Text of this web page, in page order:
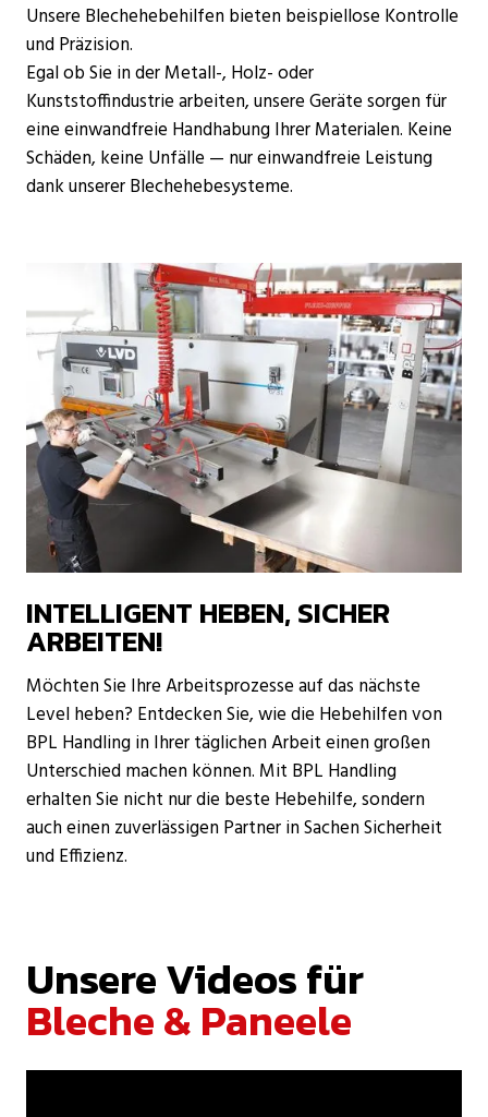
Unsere Blechehebehilfen bieten beispiellose Kontrolle
und Präzision.
Egal ob Sie in der Metall-, Holz- oder
Kunststoffindustrie arbeiten, unsere Geräte sorgen für
eine einwandfreie Handhabung Ihrer Materialen. Keine
Schäden, keine Unfälle — nur einwandfreie Leistung
dank unserer Blechehebesysteme.
INTELLIGENT HEBEN, SICHER
ARBEITEN!
Möchten Sie Ihre Arbeitsprozesse auf das nächste
Level heben? Entdecken Sie, wie die Hebehilfen von
BPL Handling in Ihrer täglichen Arbeit einen großen
Unterschied machen können. Mit BPL Handling
erhalten Sie nicht nur die beste Hebehilfe, sondern
auch einen zuverlässigen Partner in Sachen Sicherheit
und Effizienz.
Unsere Videos für
Bleche & Paneele